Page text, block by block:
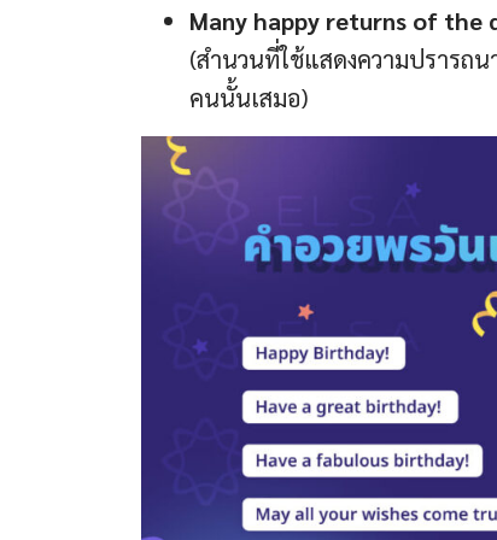
Many happy returns of the
(สำนวนที่ใช้แสดงความปรารถ
คนนั้นเสมอ)